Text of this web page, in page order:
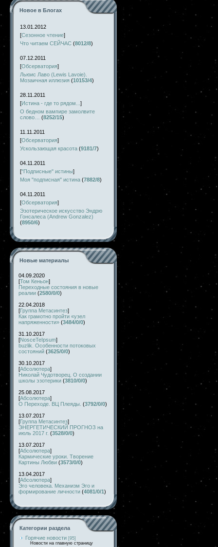
Новое в Блогах
13.01.2012
[Сезонное чтение]
Что читаем СЕЙЧАС (8012/8)
07.12.2011
[Обсерватория]
Льюис Лаво (Lewis Lavoie).
Мозаичная иллюзия (10153/4)
28.11.2011
[Истина - где то рядом... ]
О бедном вампире замолвите
слово…
(8252/15)
11.11.2011
[Обсерватория]
Ускользающая красота (9181/7)
04.11.2011
["Подписные" истины]
Моя "подписная" истина (7882/8)
04.11.2011
[Обсерватория]
Эзотерическое искусство Эндрю
Гонсалеса (Andrew Gonzalez)
(8950/6)
Новые материалы
04.09.2020
[Том Кеньон]
Переходные состояния в новые
реалии (2580/0/0)
22.04.2018
[Группа Метасинтез]
Как грамотно пройти «узел
напряженности» (3484/0/0)
31.10.2017
[NosceTeIpsum]
buzlik. Особенности потоковых
состояний (3625/0/0)
30.10.2017
[Абсолютера]
Николай Чудотворец. О создании
школы эзотерики (3810/0/0)
25.08.2017
[Абсолютера]
О Переходе. ВЦ Плеяды. (3792/0/0)
13.07.2017
[Группа Метасинтез]
ЭНЕРГЕТИЧЕСКИЙ ПРОГНОЗ на
июль 2017 г. (3528/0/0)
13.07.2017
[Абсолютера]
Кармические уроки. Творение
Картины Любви (3573/0/0)
13.04.2017
[Абсолютера]
Эго человека. Механизм Эго и
формирование личности (4081/0/1)
Категории раздела
Горячие новости [95]
Новости на главную страницу